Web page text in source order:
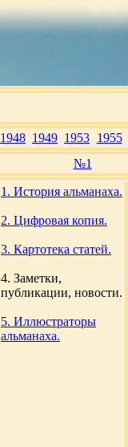
1948 1949 1953 1955
№1
1. История альманаха.
2. Цифровая копия.
3. Картотека статей.
4. Заметки,
публикации, новости.
5. Иллюстраторы
альманаха.